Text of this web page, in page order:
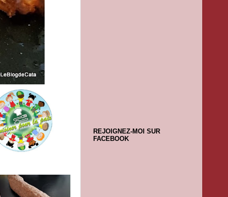
REJOIGNEZ-MOI SUR
FACEBOOK